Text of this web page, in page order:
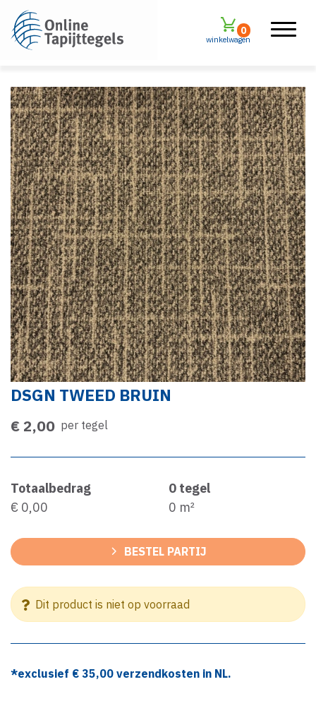
winkelwagen
0
DSGN TWEED BRUIN
€ 2,00 per tegel
Totaalbedrag
€ 0,00
0 tegel
0 m²
BESTEL PARTIJ
Dit product is niet op voorraad
*exclusief € 35,00 verzendkosten in NL.